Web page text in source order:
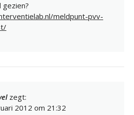
gezien?
meldpunt-pvv-
zegt:
2012 om 21:32